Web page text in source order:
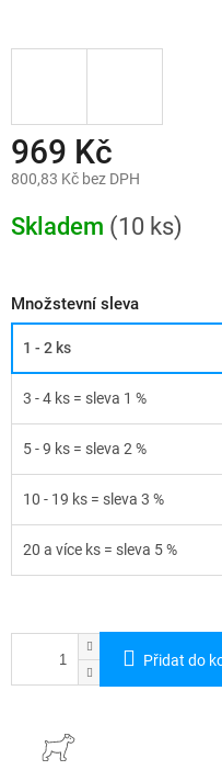
969 Kč
800,83 Kč bez DPH
cena:
Skladem (10 ks)
Množstevní sleva
1 - 2 ks
3 - 4 ks = sleva 1 %
5 - 9 ks = sleva 2 %
10 - 19 ks = sleva 3 %
20 a více ks = sleva 5 %
Přidat do